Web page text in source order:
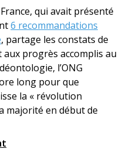
qui avait présenté
6 recommandations
, partage les constats de
progrès accomplis au
l’ONG
long pour que
la « révolution
majorité en début de